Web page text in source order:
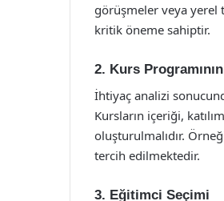
görüşmeler veya yerel
kritik öneme sahiptir.
2. Kurs
İhtiyaç analizi
Kursların içeriği,
oluşturulmalıdır.
tercih edilmektedir.
3. Eğitimci Seçimi